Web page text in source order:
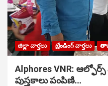
జిల్లా వార్తలు ట్రేండింగ్ వార్తలు
Alphores VNR:
పుస్తకాలు పంపిణి…